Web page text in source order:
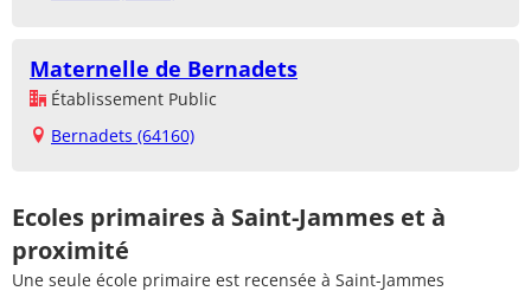
Maternelle de Bernadets
Établissement Public
Bernadets (64160)
Ecoles primaires à Saint-Jammes et à
proximité
Une seule école primaire est recensée à Saint-Jammes